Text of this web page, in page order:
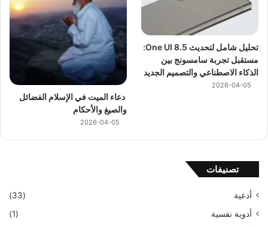
تحليل شامل لتحديث One UI 8.5:
مستقبل تجربة سامسونج بين
الذكاء الاصطناعي والتصميم الجديد
2026-04-05
دعاء الميت في الإسلام الفضائل
والصيغ والأحكام
2026-04-05
تصنيفات
أدعية
(33)
أدوية نفسية
(1)